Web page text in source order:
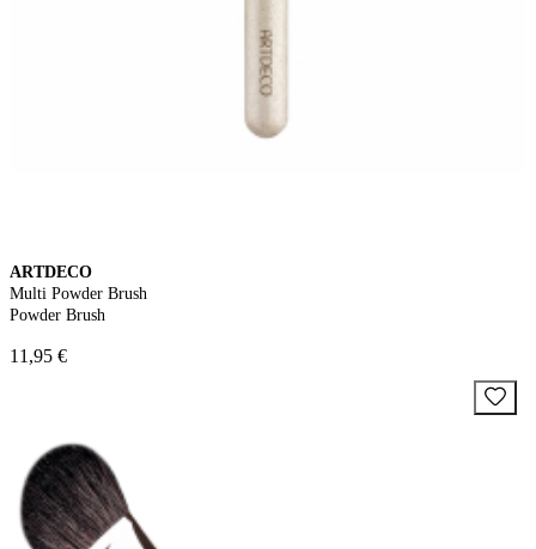
ARTDECO
Multi Powder Brush
Powder Brush
11,95 €